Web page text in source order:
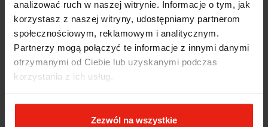
analizować ruch w naszej witrynie. Informacje o tym, jak
korzystasz z naszej witryny, udostępniamy partnerom
społecznościowym, reklamowym i analitycznym.
Partnerzy mogą połączyć te informacje z innymi danymi
otrzymanymi od Ciebie lub uzyskanymi podczas
korzystania z ich usług.
Zezwól na wszystkie
Polecam szybko sprawnie dobrze zapakowane
Zostałem świetnie obsłużony. Brawa dla pracowników.
wczoraj
Alicja zweryfikowano
5
sprawnie, bez problemów. Bardzo pomocna obsługa